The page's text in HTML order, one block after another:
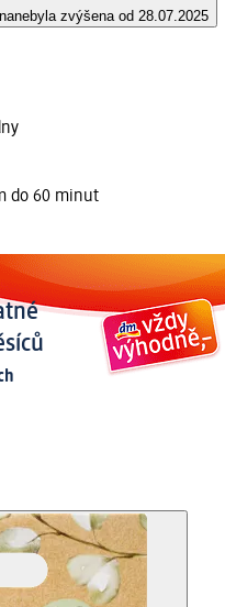
nebyla zvýšena od 28.07.2025
do 60 minut